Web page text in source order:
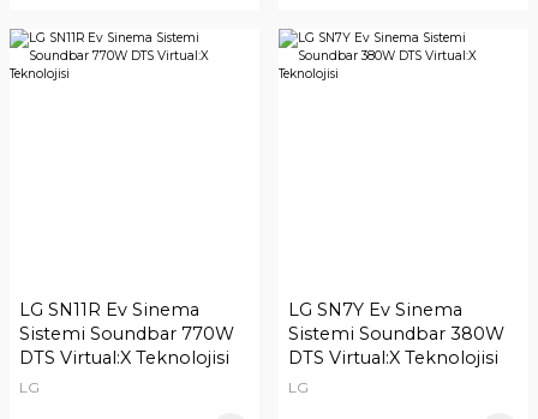
LG SN11R Ev Sinema
Sistemi Soundbar 770W
DTS Virtual:X Teknolojisi
LG
LG SN7Y Ev Sinema
Sistemi Soundbar 380W
DTS Virtual:X Teknolojisi
LG